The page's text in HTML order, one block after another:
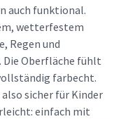
auch funktional.
wetterfestem
Regen und
Oberfläche fühlt
farbecht.
sicher für Kinder
einfach mit